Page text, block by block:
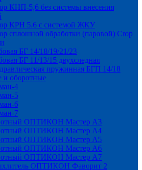
КНП-5,6 без системы внесения
КРН 5.6 с системой ЖКУ
сплошной обработки (паровой) Crop
БГ 14/18/19/21/23
БГ 11/13/15 двухследная
пружинная БГП 14/18
и оборотные
4
5
6
7
ОПТИКОН Мастер А3
ОПТИКОН Мастер А4
ОПТИКОН Мастер А5
ОПТИКОН Мастер А6
ОПТИКОН Мастер А7
ОПТИКОН Фаворит 2